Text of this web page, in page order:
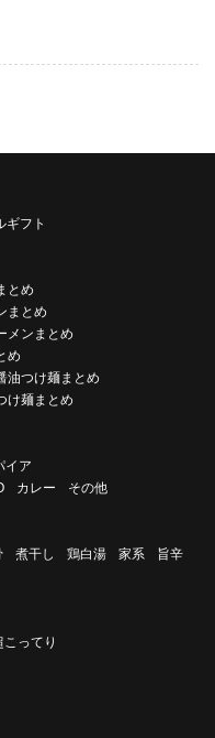
ギフト
とめ
まとめ
メンまとめ
め
油つけ麺まとめ
け麺まとめ
イア
カレー その他
煮干し 鶏白湯 家系
旨辛
こってり